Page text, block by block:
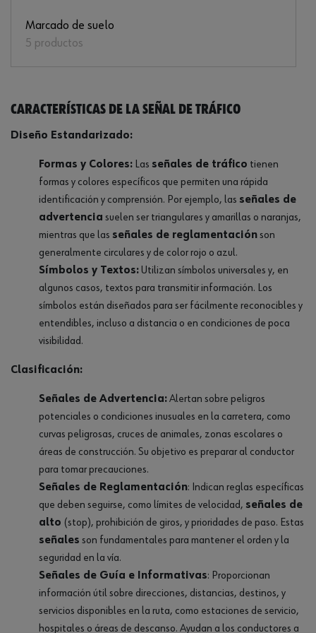
Marcado de suelo
5 productos
Características de la señal de tráfico
Diseño Estandarizado:
Formas y Colores: Las señales de tráfico tienen
formas y colores específicos que permiten una rápida
identificación y comprensión. Por ejemplo, las señales de
advertencia suelen ser triangulares y amarillas o naranjas,
mientras que las señales de reglamentaciónson
generalmente circulares y de color rojo o azul.
Símbolos y Textos:Utilizan símbolos universales y, en
algunos casos, textos para transmitir información. Los
símbolos están diseñados para ser fácilmente reconocibles y
entendibles, incluso a distancia o en condiciones de poca
visibilidad.
Clasificación:
Señales de Advertencia:Alertan sobre peligros
potenciales o condiciones inusuales en la carretera, como
curvas peligrosas, cruces de animales, zonas escolares o
áreas de construcción. Su objetivo es preparar al conductor
para tomar precauciones.
Señales de Reglamentación: Indican reglas específicas
que deben seguirse, como límites de velocidad, señales de
alto (stop), prohibición de giros, y prioridades de paso. Estas
señales son fundamentales para mantener el orden y la
seguridad en la vía.
Señales de Guía e Informativas: Proporcionan
información útil sobre direcciones, distancias, destinos, y
servicios disponibles en la ruta, como estaciones de servicio,
hospitales o áreas de descanso. Ayudan a los conductores a